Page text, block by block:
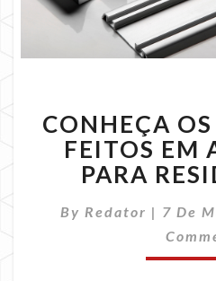
CONHEÇA
FEITOS EM
PARA
By Redator | 7 De